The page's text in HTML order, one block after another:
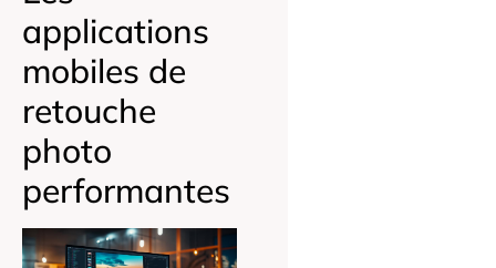
applications
mobiles de
retouche
photo
performantes